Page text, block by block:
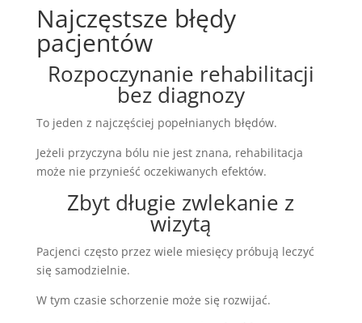
Najczęstsze błędy
pacjentów
Rozpoczynanie rehabilitacji
bez diagnozy
To jeden z najczęściej popełnianych błędów.
Jeżeli przyczyna bólu nie jest znana, rehabilitacja
może nie przynieść oczekiwanych efektów.
Zbyt długie zwlekanie z
wizytą
Pacjenci często przez wiele miesięcy próbują leczyć
się samodzielnie.
W tym czasie schorzenie może się rozwijać.